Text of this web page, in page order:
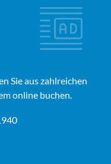
Sie aus zahlreichen
online buchen.